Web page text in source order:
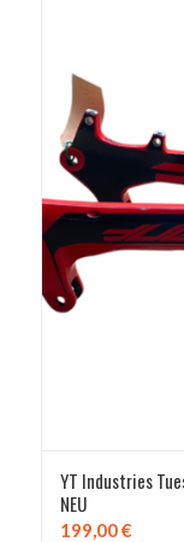
YT Industries
NEU
199,00€